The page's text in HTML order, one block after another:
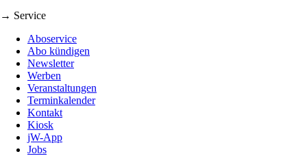
→ Service
Aboservice
Abo kündigen
Newsletter
Werben
Veranstaltungen
Terminkalender
Kontakt
Kiosk
jW-App
Jobs